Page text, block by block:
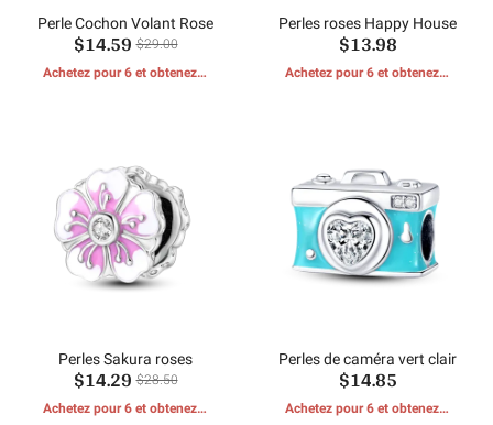
Perle Cochon Volant Rose
$14.59 $29.00
Achetez pour 6 et obtenez 1
Perles roses Happy House
$13.98
Achetez pour 6 et obtenez 1
Perles Sakura roses
$14.29 $28.50
Achetez pour 6 et obtenez 1
Perles de caméra vert clair
$14.85
Achetez pour 6 et obtenez 1